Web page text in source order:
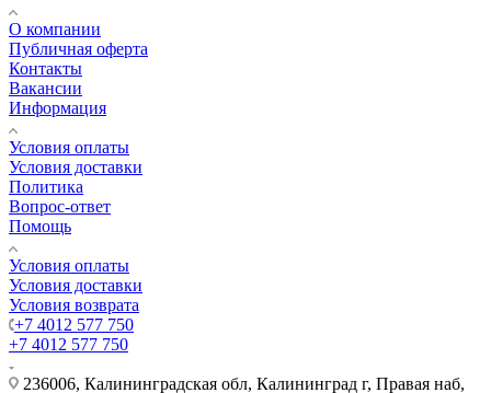
О компании
Публичная оферта
Контакты
Вакансии
Информация
Условия оплаты
Условия доставки
Политика
Вопрос-ответ
Помощь
Условия оплаты
Условия доставки
Условия возврата
+7 4012 577 750
+7 4012 577 750
236006, Калининградская обл, Калининград г, Правая наб,